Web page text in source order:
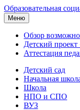
Образовательная
Меню
Обзор
Детский
Аттестация
Детский сад
Начальная
Школа
НПО и СПО
ВУЗ